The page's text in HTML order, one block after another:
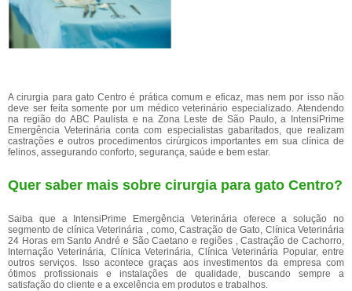
A cirurgia para gato Centro é prática comum e eficaz, mas nem por isso não
deve ser feita somente por um médico veterinário especializado. Atendendo
na região do ABC Paulista e na Zona Leste de São Paulo, a IntensiPrime
Emergência Veterinária conta com especialistas gabaritados, que realizam
castrações e outros procedimentos cirúrgicos importantes em sua clínica de
felinos, assegurando conforto, segurança, saúde e bem estar.
Quer saber mais sobre cirurgia para gato Centro?
Saiba que a IntensiPrime Emergência Veterinária oferece a solução no
segmento de clínica Veterinária , como, Castração de Gato, Clínica Veterinária
24 Horas em Santo André e São Caetano e regiões , Castração de Cachorro,
Internação Veterinária, Clínica Veterinária, Clínica Veterinária Popular, entre
outros serviços. Isso acontece graças aos investimentos da empresa com
ótimos profissionais e instalações de qualidade, buscando sempre a
satisfação do cliente e a excelência em produtos e trabalhos.